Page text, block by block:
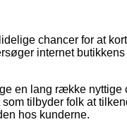
chancer for at
internet
en lang række nyttige
tilbyder folk at
hos kunderne.